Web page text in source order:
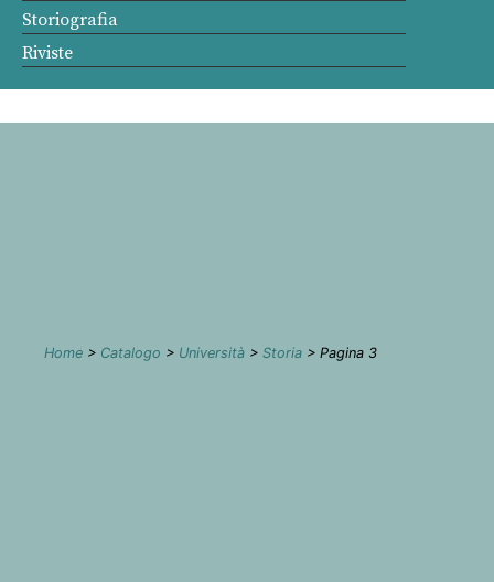
Storiografia
Riviste
Home > Catalogo > Università > Storia > Pagina 3